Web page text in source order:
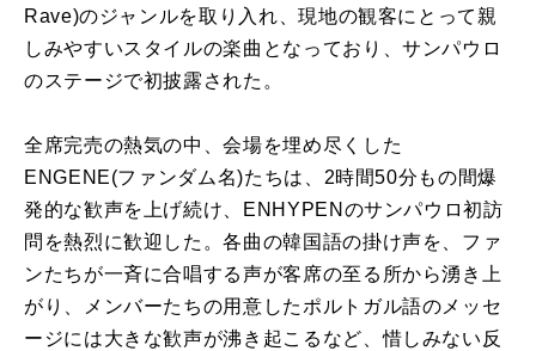
Rave)のジャンルを取り入れ、現地の観客にとって親
しみやすいスタイルの楽曲となっており、サンパウロ
のステージで初披露された。
全席完売の熱気の中、会場を埋め尽くした
ENGENE(ファンダム名)たちは、2時間50分もの間爆
発的な歓声を上げ続け、ENHYPENのサンパウロ初訪
問を熱烈に歓迎した。各曲の韓国語の掛け声を、ファ
ンたちが一斉に合唱する声が客席の至る所から湧き上
がり、メンバーたちの用意したポルトガル語のメッセ
ージには大きな歓声が沸き起こるなど、惜しみない反